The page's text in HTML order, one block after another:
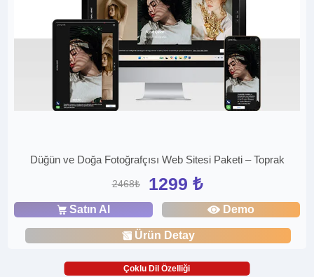
Düğün ve Doğa Fotoğrafçısı Web Sitesi Paketi – Toprak
2468₺ 1299 ₺
Satın Al Demo
Ürün Detay
Çoklu Dil Özelliği